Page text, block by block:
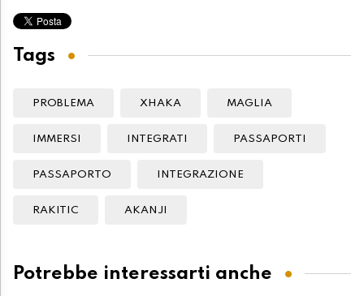
Tags
PROBLEMA XHAKA MAGLIA
IMMERSI INTEGRATI PASSAPORTI
PASSAPORTO INTEGRAZIONE
RAKITIC AKANJI
Potrebbe interessarti anche